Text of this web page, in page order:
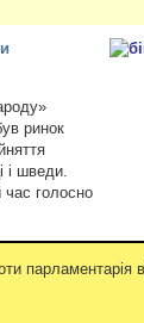
ринок
і шведи.
час голосно
парламентарія